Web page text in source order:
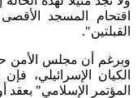
اقتحام المسجد
القبلتين".
الكيان الإسرائيلي،
المؤتمر الإسلامي"